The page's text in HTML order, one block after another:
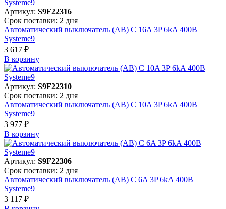
Артикул: S9F22316
Срок поставки: 2 дня
Автоматический выключатель (АВ) C 16A 3P 6kA 400В
Systeme9
3 617 ₽
В корзинy
Артикул: S9F22310
Срок поставки: 2 дня
Автоматический выключатель (АВ) C 10A 3P 6kA 400В
Systeme9
3 977 ₽
В корзинy
Артикул: S9F22306
Срок поставки: 2 дня
Автоматический выключатель (АВ) C 6A 3P 6kA 400В
Systeme9
3 117 ₽